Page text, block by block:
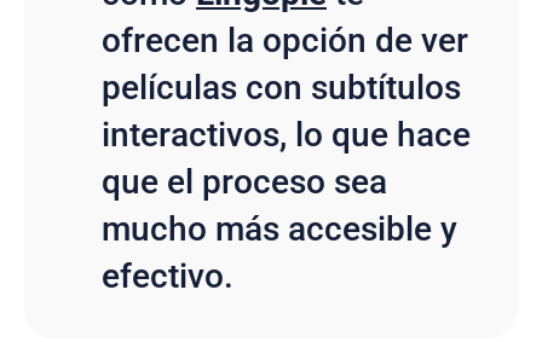
ofrecen la opción de ver
películas con subtítulos
interactivos, lo que hace
que el proceso sea
mucho más accesible y
efectivo.